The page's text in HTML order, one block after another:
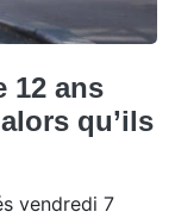
12 ans
qu’ils
vendredi 7